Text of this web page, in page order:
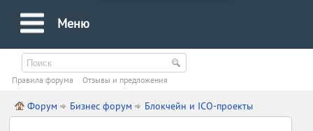
Меню
Правила форума Oтзывы и предложения
Форум Бизнес форум Блокчейн и ICO-проекты